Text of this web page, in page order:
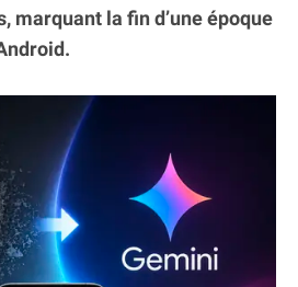
marquant la fin d’une époque